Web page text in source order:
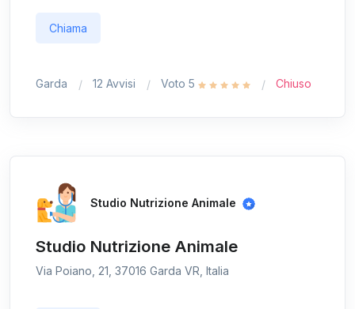
Chiama
Garda 12 Avvisi Voto 5 Chiuso
Studio Nutrizione Animale
Studio Nutrizione Animale
Via Poiano, 21, 37016 Garda VR, Italia